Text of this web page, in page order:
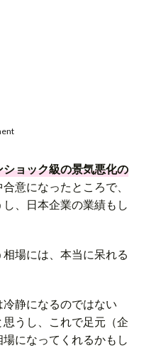
ョック級の景気悪化の
意になったところで、
、日本企業の業績もし
場には、本当に呆れる
静になるのではない
うし、これで足元（企
になってくれるかもし